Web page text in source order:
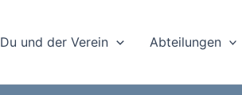
Du und der Verein Abteilungen